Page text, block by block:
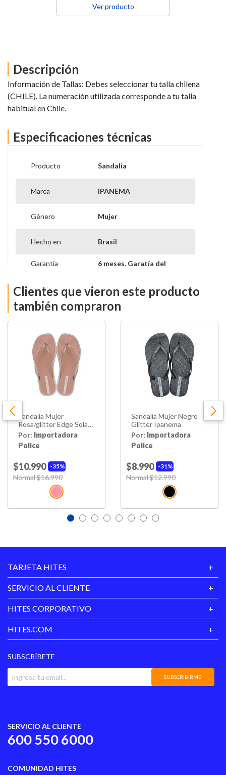
Ver producto
Descripción
Información de Tallas: Debes seleccionar tu talla chilena
(CHILE). La numeración utilizada corresponde a tu talla
habitual en Chile.
Especificaciones técnicas
Producto Sandalia
Marca IPANEMA
Género Mujer
Hecho en Brasil
Garantía
6 meses, Garatía del
Clientes que vieron este producto
también compraron
Sandalia Mujer
Rosa/glitter Edge Solar
Glow Ipanema
Por: Importadora
Police
35%
$10.990
Price reduced from
Normal $16.990
Sandalia Mujer Negro
Glitter Ipanema
Por: Importadora
Police
31%
$8.990
Price reduced from
Normal $12.990
TARJETA HITES
SERVICIO AL CLIENTE
HITES CORPORATIVO
HITES.COM
SUBSCRÍBETE
SUBSCRIBIRME
SERVICIO AL CLIENTE
600 550 6000
COMUNIDAD HITES